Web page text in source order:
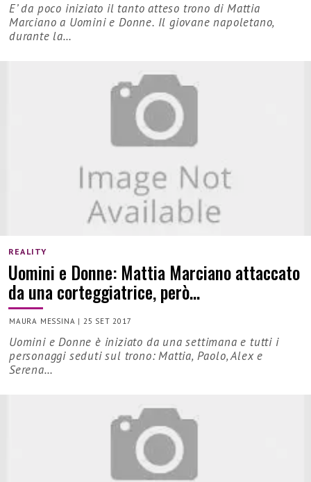
E’ da poco iniziato il tanto atteso trono di Mattia
Marciano a Uomini e Donne. Il giovane napoletano,
durante la…
REALITY
Uomini e Donne: Mattia Marciano attaccato
da una corteggiatrice, però…
MAURA MESSINA | 25 SET 2017
Uomini e Donne è iniziato da una settimana e tutti i
personaggi seduti sul trono: Mattia, Paolo, Alex e
Serena…